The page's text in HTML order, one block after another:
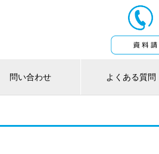
問い合わせ よくある質問